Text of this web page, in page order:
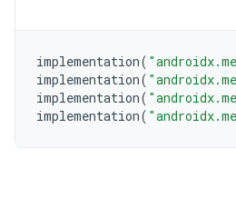
implementation(
implementation(
implementation(
implementation(